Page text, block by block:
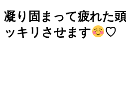
凝り固まって疲れた
ッキリさせます
♡